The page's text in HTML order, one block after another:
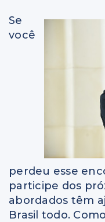
Se
você
perdeu esse
participe dos
abordados têm
Brasil todo.